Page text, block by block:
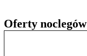
Oferty noclegów